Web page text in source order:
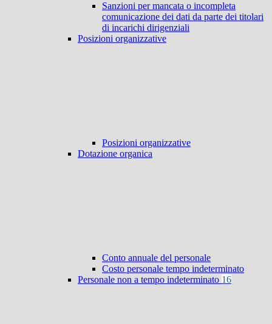
Sanzioni per mancata o incompleta
comunicazione dei dati da parte dei titolari
di incarichi dirigenziali
Posizioni organizzative
Posizioni organizzative
Dotazione organica
Conto annuale del personale
Costo personale tempo indeterminato
Personale non a tempo indeterminato 16